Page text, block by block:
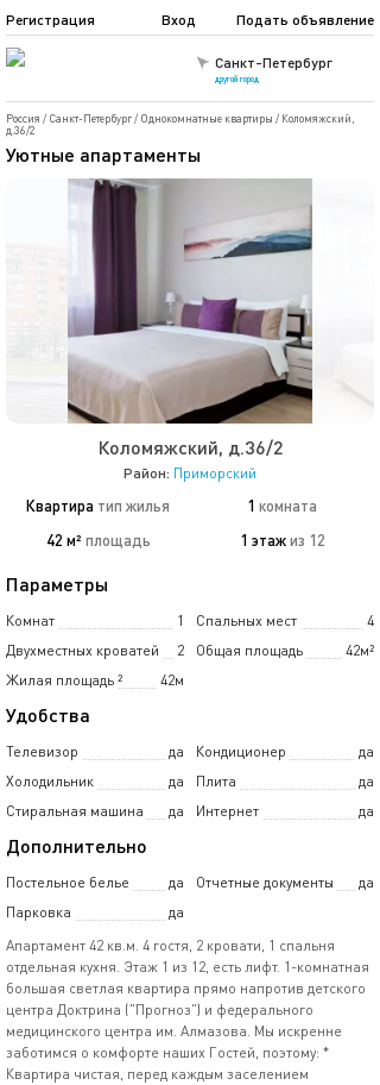
Санкт-Петербург
другой город
Подать объявление
Регистрация Вход
Россия / Санкт-Петербург/ Однокомнатные квартиры / Коломяжский,
д.36/2
Уютные апартаменты
Коломяжский, д.36/2
Район: Приморский
Квартира тип жилья 1 комната
42 м² площадь 1 этаж из 12
Параметры
Комнат 1 Спальных мест
4
Двухместных кроватей
2 Общая площадь
42м²
Жилая площадь
42м
²
Удобства
Телевизор да Кондиционер
да
Холодильник
да Плита
да
Стиральная машина
да Интернет да
Дополнительно
Постельное белье да Отчетные документы
да
Парковка
да
Апартамент 42 кв.м. 4 гостя, 2 кровати, 1 спальня
отдельная кухня. Этаж 1 из 12, есть лифт. 1-комнатная
большая светлая квартира прямо напротив детского
центра Доктрина ("Прогноз") и федерального
медицинского центра им. Алмазова. Мы искренне
заботимся о комфорте наших Гостей, поэтому: *
Квартира чистая, перед каждым заселением